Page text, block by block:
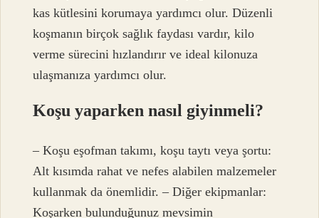
kas kütlesini korumaya yardımcı olur. Düzenli
koşmanın birçok sağlık faydası vardır, kilo
verme sürecini hızlandırır ve ideal kilonuza
ulaşmanıza yardımcı olur.
Koşu yaparken nasıl giyinmeli?
– Koşu eşofman takımı, koşu taytı veya şortu:
Alt kısımda rahat ve nefes alabilen malzemeler
kullanmak da önemlidir. – Diğer ekipmanlar:
Koşarken bulunduğunuz mevsimin